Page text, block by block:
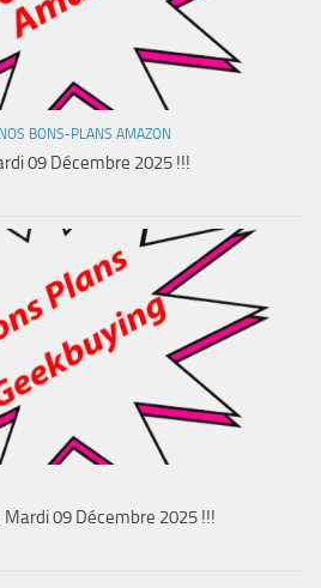
BONS-PLANS AMAZON
09 Décembre 2025 !!!
Mardi 09 Décembre 2025 !!!